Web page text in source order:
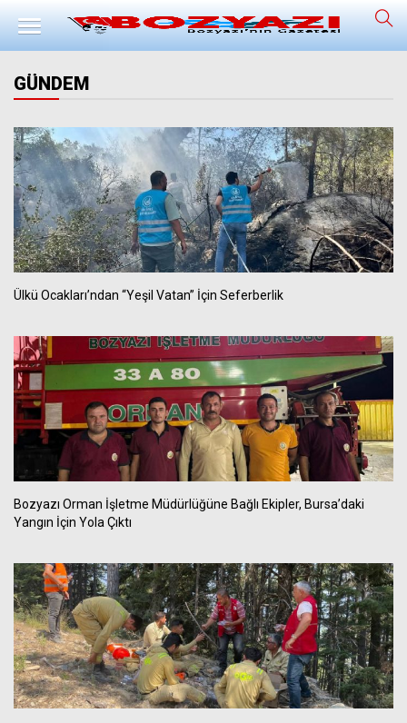
GÜNDEM
Ülkü Ocakları’ndan “Yeşil Vatan” İçin Seferberlik
Bozyazı Orman İşletme Müdürlüğüne Bağlı Ekipler, Bursa’daki
Yangın İçin Yola Çıktı